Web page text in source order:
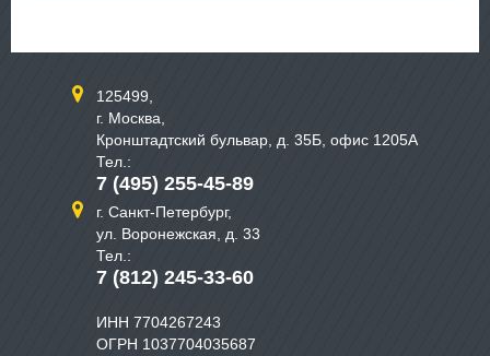
125499,
г. Москва,
Кронштадтский бульвар, д. 35Б, офис 1205А
Тел.:
7 (495) 255-45-89
г. Санкт-Петербург,
ул. Воронежская, д. 33
Тел.:
7 (812) 245-33-60
ИНН 7704267243
ОГРН 1037704035687